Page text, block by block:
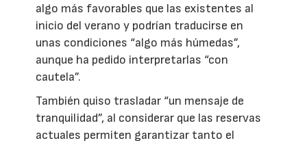
algo más favorables que las existentes al
inicio del verano y podrían traducirse en
unas condiciones “algo más húmedas”,
aunque ha pedido interpretarlas “con
cautela”.
También quiso trasladar “un mensaje de
tranquilidad”, al considerar que las reservas
actuales permiten garantizar tanto el